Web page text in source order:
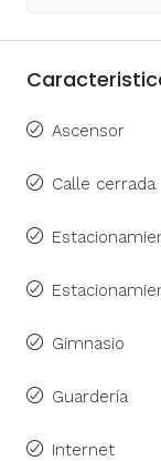
Ascensor
Calle cerrada
Gimnasio
Guardería
Internet